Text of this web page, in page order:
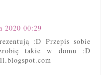
2020 00:29
:D Przepis sobie
takie w domu :D